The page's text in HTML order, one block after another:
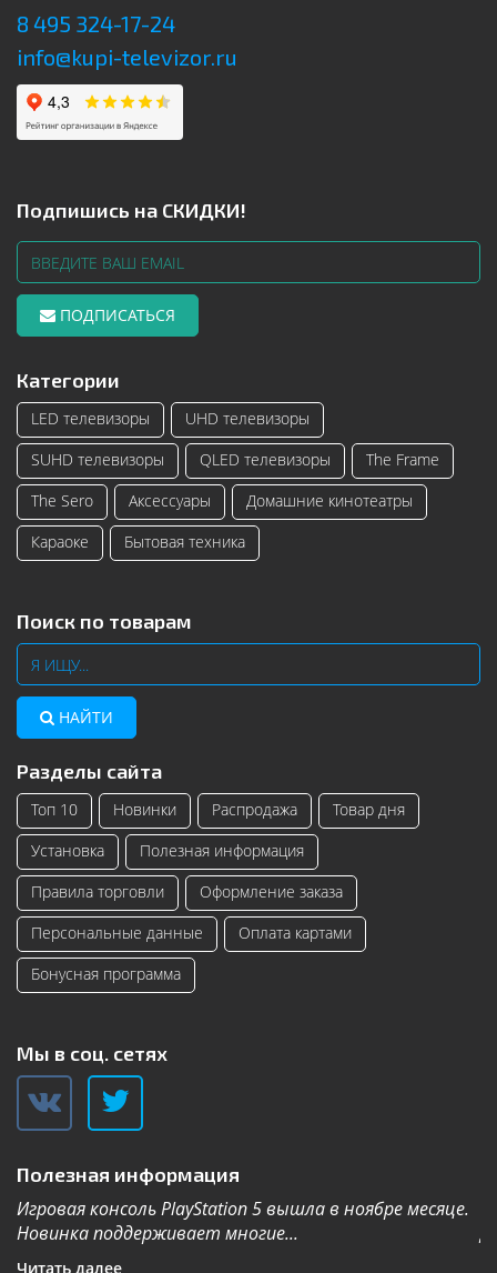
8 495 324-17-24
info@kupi-televizor.ru
Подпишись на СКИДКИ!
ПОДПИСАТЬСЯ
Категории
LED телевизоры
UHD телевизоры
SUHD телевизоры
QLED телевизоры
The Frame
The Sero
Аксессуары
Домашние кинотеатры
Караоке
Бытовая техника
Поиск по товарам
НАЙТИ
Разделы сайта
Топ 10 Новинки Распродажа
Товар дня
Установка
Полезная информация
Правила торговли
Оформление заказа
Персональные данные
Оплата картами
Бонусная программа
Мы в соц. сетях
Полезная информация
Игровая консоль PlayStation 5 вышла в ноябре месяце.
Новинка поддерживает многие...
Читать далее